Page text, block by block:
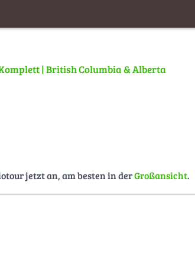
| British Columbia & Alberta
jetzt an, am besten in derGroßansicht.